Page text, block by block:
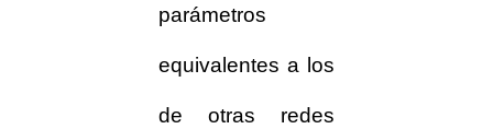
parámetros
equivalentes a los
de otras redes